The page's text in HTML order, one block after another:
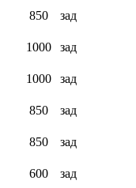
850 зад
1000 зад
1000 зад
850 зад
850 зад
600 зад